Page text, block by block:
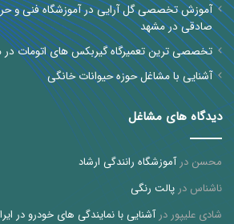
آموزش تخصصی گل آرایی در آموزشگاه فنی و
صادقی در مشهد
تخصصی ترین تعمیرگاه گیربکس های اتومات
آشنایی با مشاغل حوزه حیوانات خانگی
دیدگاه های مشاغل
محسن درآموزشگاه رانندگی ارشاد
ناشناس در پالت رنگی
شادی علیپور درآشنایی با نمایندگی های خودرو در